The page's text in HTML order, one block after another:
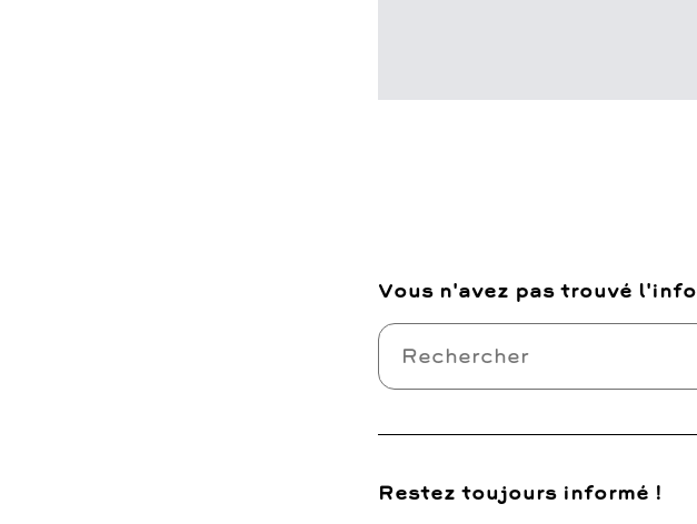
Vous n'avez pas trouvé
Restez toujours informé !